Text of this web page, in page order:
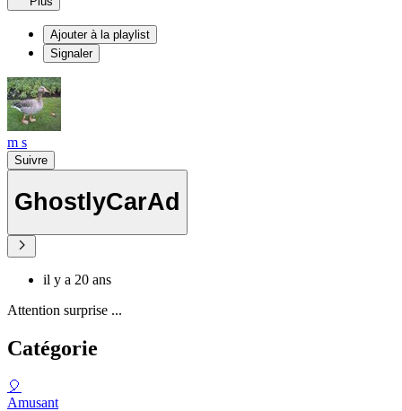
Ajouter à la playlist
Signaler
m s
Suivre
GhostlyCarAd
il y a 20 ans
Attention surprise ...
Catégorie
🎈
Amusant